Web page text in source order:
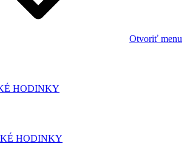
Otvoriť menu
HODINKY
HODINKY